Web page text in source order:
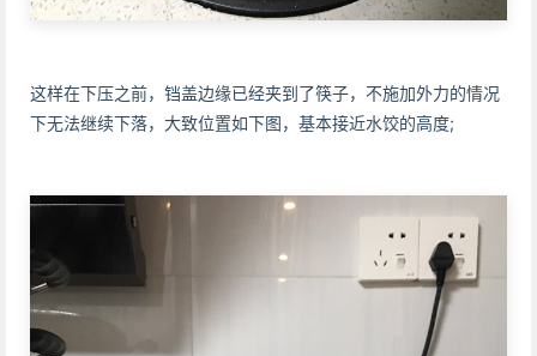
这样在下压之前，铛盖边缘已经夹到了筷子，不施加外力的情况
下无法继续下落，大致位置如下图，基本接近水饺的高度;